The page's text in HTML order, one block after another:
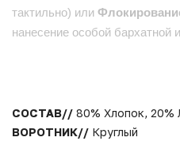
тактильно) или
нанесение особой бархатной
СОСТАВ// 80% Хлопок, 20%
ВОРОТНИК// Круглый